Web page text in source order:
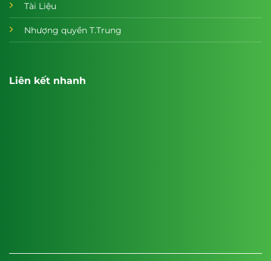
Tài Liệu
Nhượng quyền T.Trung
Liên kết nhanh